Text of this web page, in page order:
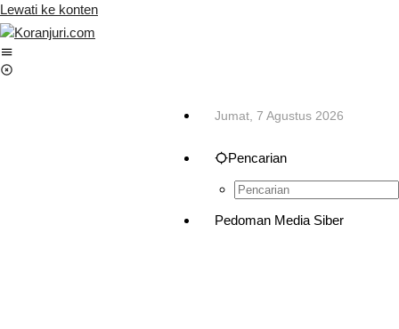
Lewati ke konten
Jumat, 7 Agustus 2026
Pencarian
Pedoman Media Siber